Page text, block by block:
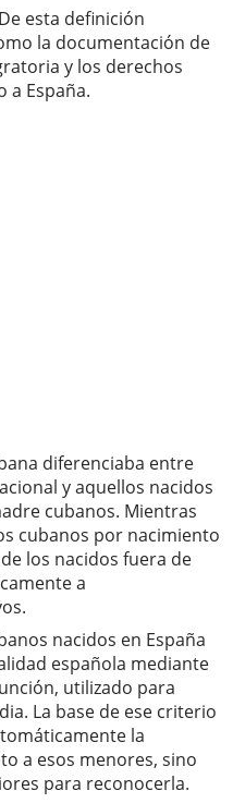
esta definición
la documentación de
y los derechos
a España.
diferenciaba entre
y aquellos nacidos
cubanos. Mientras
cubanos por nacimiento
los nacidos fuera de
a
nacidos en España
española mediante
utilizado para
La base de ese criterio
la
a esos menores, sino
para reconocerla.